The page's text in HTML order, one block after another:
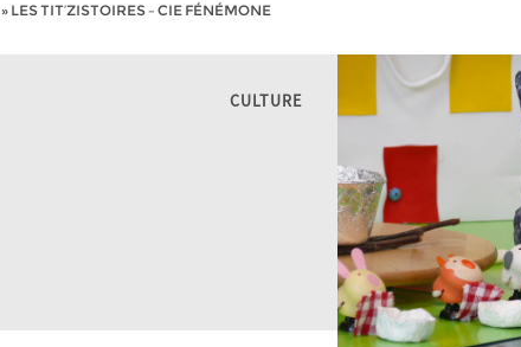
» LES TIT’ZISTOIRES – CIE FÉNÉMONE
CULTURE